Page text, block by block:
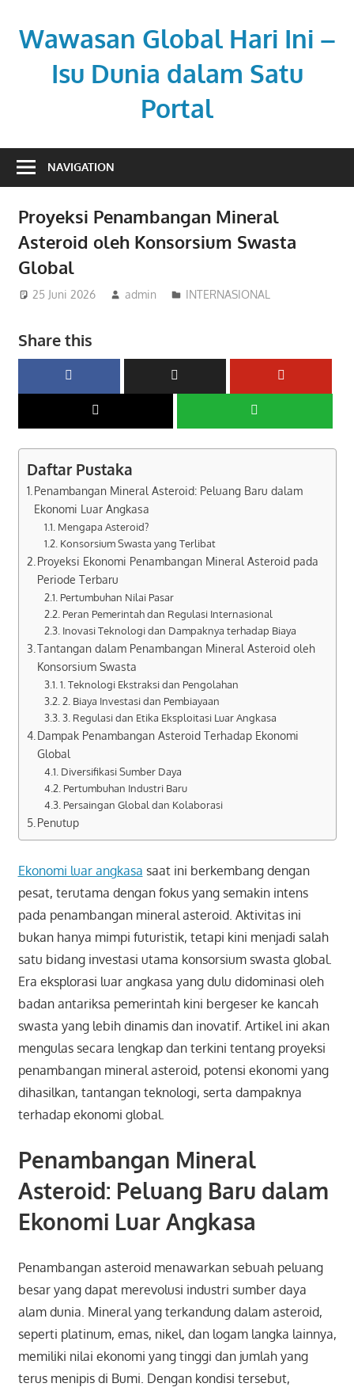
contentWawasan Global Hari Ini –
Isu Dunia dalam Satu
Portal
pemahaman
dinamika
global.
NAVIGATION
Proyeksi Penambangan Mineral
Asteroid oleh Konsorsium Swasta
Global
25 Juni 2026 admin INTERNASIONAL
Share this
Daftar Pustaka
Penambangan Mineral Asteroid: Peluang Baru dalam
Ekonomi Luar Angkasa
Mengapa Asteroid?
Konsorsium Swasta yang Terlibat
Proyeksi Ekonomi Penambangan Mineral Asteroid pada
Periode Terbaru
Pertumbuhan Nilai Pasar
Peran Pemerintah dan Regulasi Internasional
Inovasi Teknologi dan Dampaknya terhadap Biaya
Tantangan dalam Penambangan Mineral Asteroid oleh
Konsorsium Swasta
1. Teknologi Ekstraksi dan Pengolahan
2. Biaya Investasi dan Pembiayaan
3. Regulasi dan Etika Eksploitasi Luar Angkasa
Dampak Penambangan Asteroid Terhadap Ekonomi
Global
Diversifikasi Sumber Daya
Pertumbuhan Industri Baru
Persaingan Global dan Kolaborasi
Penutup
Ekonomi luar angkasa saat ini berkembang dengan
pesat, terutama dengan fokus yang semakin intens
pada penambangan mineral asteroid. Aktivitas ini
bukan hanya mimpi futuristik, tetapi kini menjadi salah
satu bidang investasi utama konsorsium swasta global.
Era eksplorasi luar angkasa yang dulu didominasi oleh
badan antariksa pemerintah kini bergeser ke kancah
swasta yang lebih dinamis dan inovatif. Artikel ini akan
mengulas secara lengkap dan terkini tentang proyeksi
penambangan mineral asteroid, potensi ekonomi yang
dihasilkan, tantangan teknologi, serta dampaknya
terhadap ekonomi global.
Penambangan Mineral
Asteroid: Peluang Baru dalam
Ekonomi Luar Angkasa
Penambangan asteroid menawarkan sebuah peluang
besar yang dapat merevolusi industri sumber daya
alam dunia. Mineral yang terkandung dalam asteroid,
seperti platinum, emas, nikel, dan logam langka lainnya,
memiliki nilai ekonomi yang tinggi dan jumlah yang
terus menipis di Bumi. Dengan kondisi tersebut,